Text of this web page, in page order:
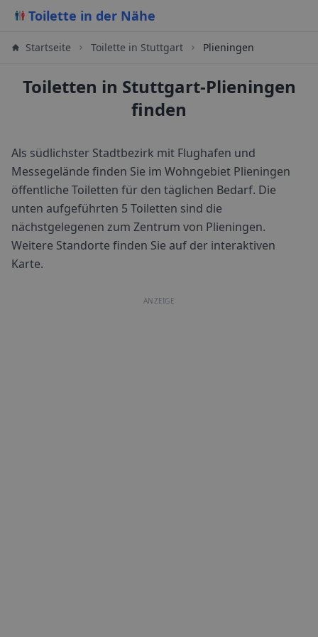
Toilette in der Nähe
Startseite Toilette in Stuttgart Plieningen
Toiletten in Stuttgart-Plieningen
finden
Als südlichster Stadtbezirk mit Flughafen und
Messegelände finden Sie im Wohngebiet Plieningen
öffentliche Toiletten für den täglichen Bedarf. Die
unten aufgeführten 5 Toiletten sind die
nächstgelegenen zum Zentrum von Plieningen.
Weitere Standorte finden Sie auf der interaktiven
Karte.
ANZEIGE